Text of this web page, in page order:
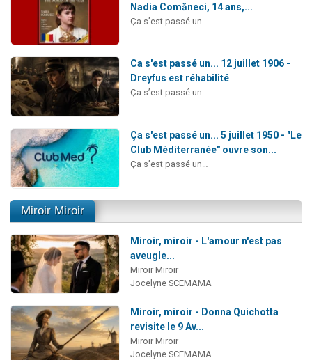
Nadia Comăneci, 14 ans,...
Ça s’est passé un…
Ca s'est passé un... 12 juillet 1906 -
Dreyfus est réhabilité
Ça s’est passé un…
Ça s'est passé un... 5 juillet 1950 - "Le
Club Méditerranée" ouvre son...
Ça s’est passé un…
Miroir Miroir
Miroir, miroir - L'amour n'est pas
aveugle...
Miroir Miroir
Jocelyne SCEMAMA
Miroir, miroir - Donna Quichotta
revisite le 9 Av...
Miroir Miroir
Jocelyne SCEMAMA